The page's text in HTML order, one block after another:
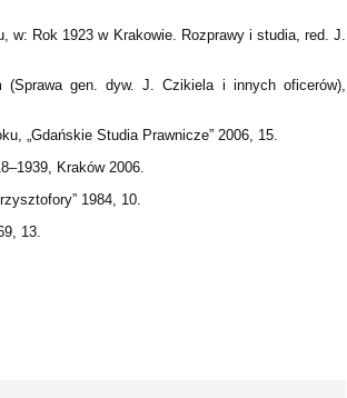
w: Rok 1923 w Krakowie. Rozprawy i studia, red. J.
(Sprawa gen. dyw. J. Czikiela i innych oficerów),
„Gdańskie Studia Prawnicze” 2006, 15.
Kraków 2006.
1984, 10.
13.